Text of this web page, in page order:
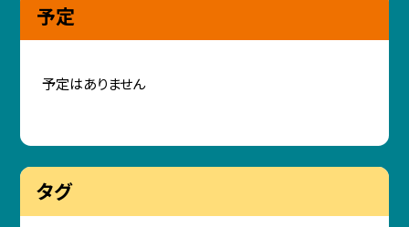
予定
予定はありません
タグ